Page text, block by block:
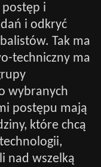
i
i odkryć
Tak ma
techniczny ma
wybranych
postępu mają
które chcą
nad wszelką